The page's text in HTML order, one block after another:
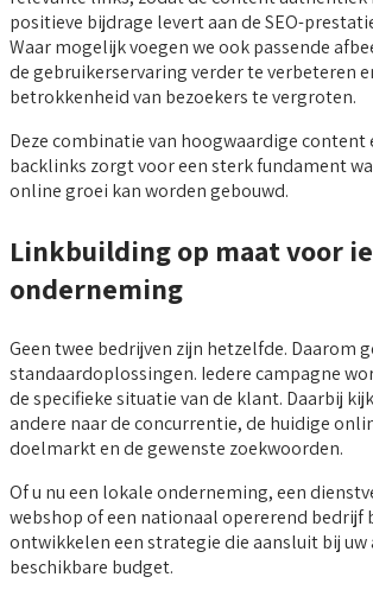
positieve bijdrage levert aan de SEO-
Waar mogelijk voegen we ook passende
de gebruikerservaring verder te verbeteren
betrokkenheid van bezoekers te vergroten.
Deze combinatie van hoogwaardige content
backlinks zorgt voor een sterk fundament
online groei kan worden gebouwd.
Linkbuilding op maat voor
onderneming
Geen twee bedrijven zijn hetzelfde. Daarom
standaardoplossingen. Iedere campagne
de specifieke situatie van de klant. Daarbij
andere naar de concurrentie, de huidige
doelmarkt en de gewenste zoekwoorden.
Of u nu een lokale onderneming, een
webshop of een nationaal opererend bedrijf
ontwikkelen een strategie die aansluit bij uw
beschikbare budget.